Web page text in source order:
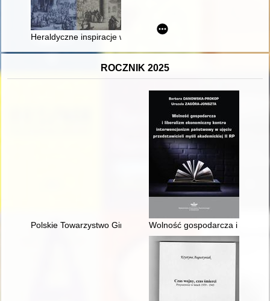
Heraldyczne inspiracje w oratorstwie sejmikowym
ROCZNIK 2025
Polskie Towarzystwo Gimnastyczne "Sokół" : Rymanów 1907-
Wolność gospodarcza i